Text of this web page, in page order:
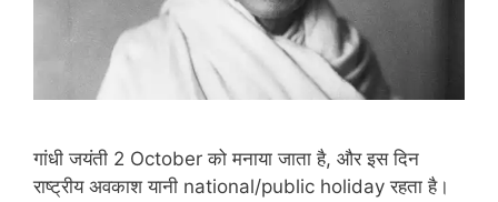
गांधी जयंती 2 October को मनाया जाता है, और इस दिन
राष्ट्रीय अवकाश यानी national/public holiday रहता है।